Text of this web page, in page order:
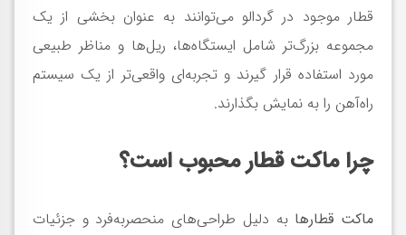
قطار موجود در گردالو می‌توانند به عنوان بخشی از یک
مجموعه بزرگ‌تر شامل ایستگاه‌ها، ریل‌ها و مناظر طبیعی
مورد استفاده قرار گیرند و تجربه‌ای واقعی‌تر از یک سیستم
راه‌آهن را به نمایش بگذارند.
چرا ماکت قطار محبوب است؟
ماکت قطارها به دلیل طراحی‌های منحصربه‌فرد و جزئیات